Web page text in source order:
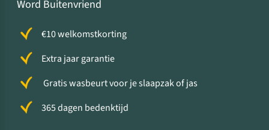
Word Buitenvriend
€10 welkomstkorting
Extra jaar garantie
Gratis wasbeurt voor je slaapzak of jas
365 dagen bedenktijd